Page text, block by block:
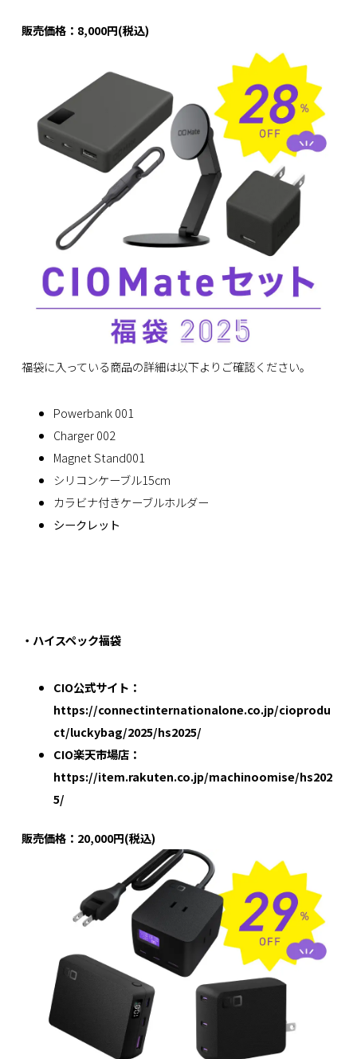
販売価格：8,000円(税込)
福袋に入っている商品の詳細は以下よりご確認ください。
Powerbank 001
Charger 002
Magnet Stand001
シリコンケーブル15cm
カラビナ付きケーブルホルダー
シークレット
・ハイスペック福袋
CIO公式サイト：
https://connectinternationalone.co.jp/cioprodu
ct/luckybag/2025/hs2025/
CIO楽天市場店：
https://item.rakuten.co.jp/machinoomise/hs202
5/
販売価格：20,000円(税込)